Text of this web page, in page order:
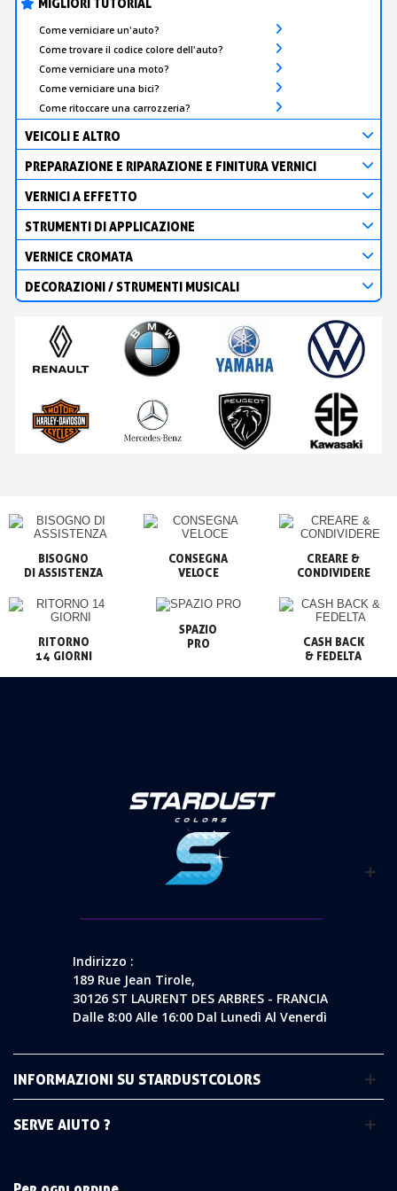
Come verniciare un'auto?
Come trovare il codice colore dell'auto?
Come verniciare una moto?
Come verniciare una bici?
Come ritoccare una carrozzeria?
VEICOLI E ALTRO
PREPARAZIONE E RIPARAZIONE E FINITURA VERNICI
VERNICI A EFFETTO
STRUMENTI DI APPLICAZIONE
VERNICE CROMATA
DECORAZIONI / STRUMENTI MUSICALI
BISOGNO
CONSEGNA
VELOCE
CREARE &
CONDIVIDERE
RITORNO
14 GIORNI
SPAZIO
PRO
CASH BACK
& FEDELTA
Indirizzo :
189 Rue Jean Tirole,
30126 ST LAURENT DES ARBRES - FRANCIA
Dalle 8:00 Alle 16:00 Dal Lunedì Al Venerdì
INFORMAZIONI SU STARDUSTCOLORS
SERVE AIUTO ?